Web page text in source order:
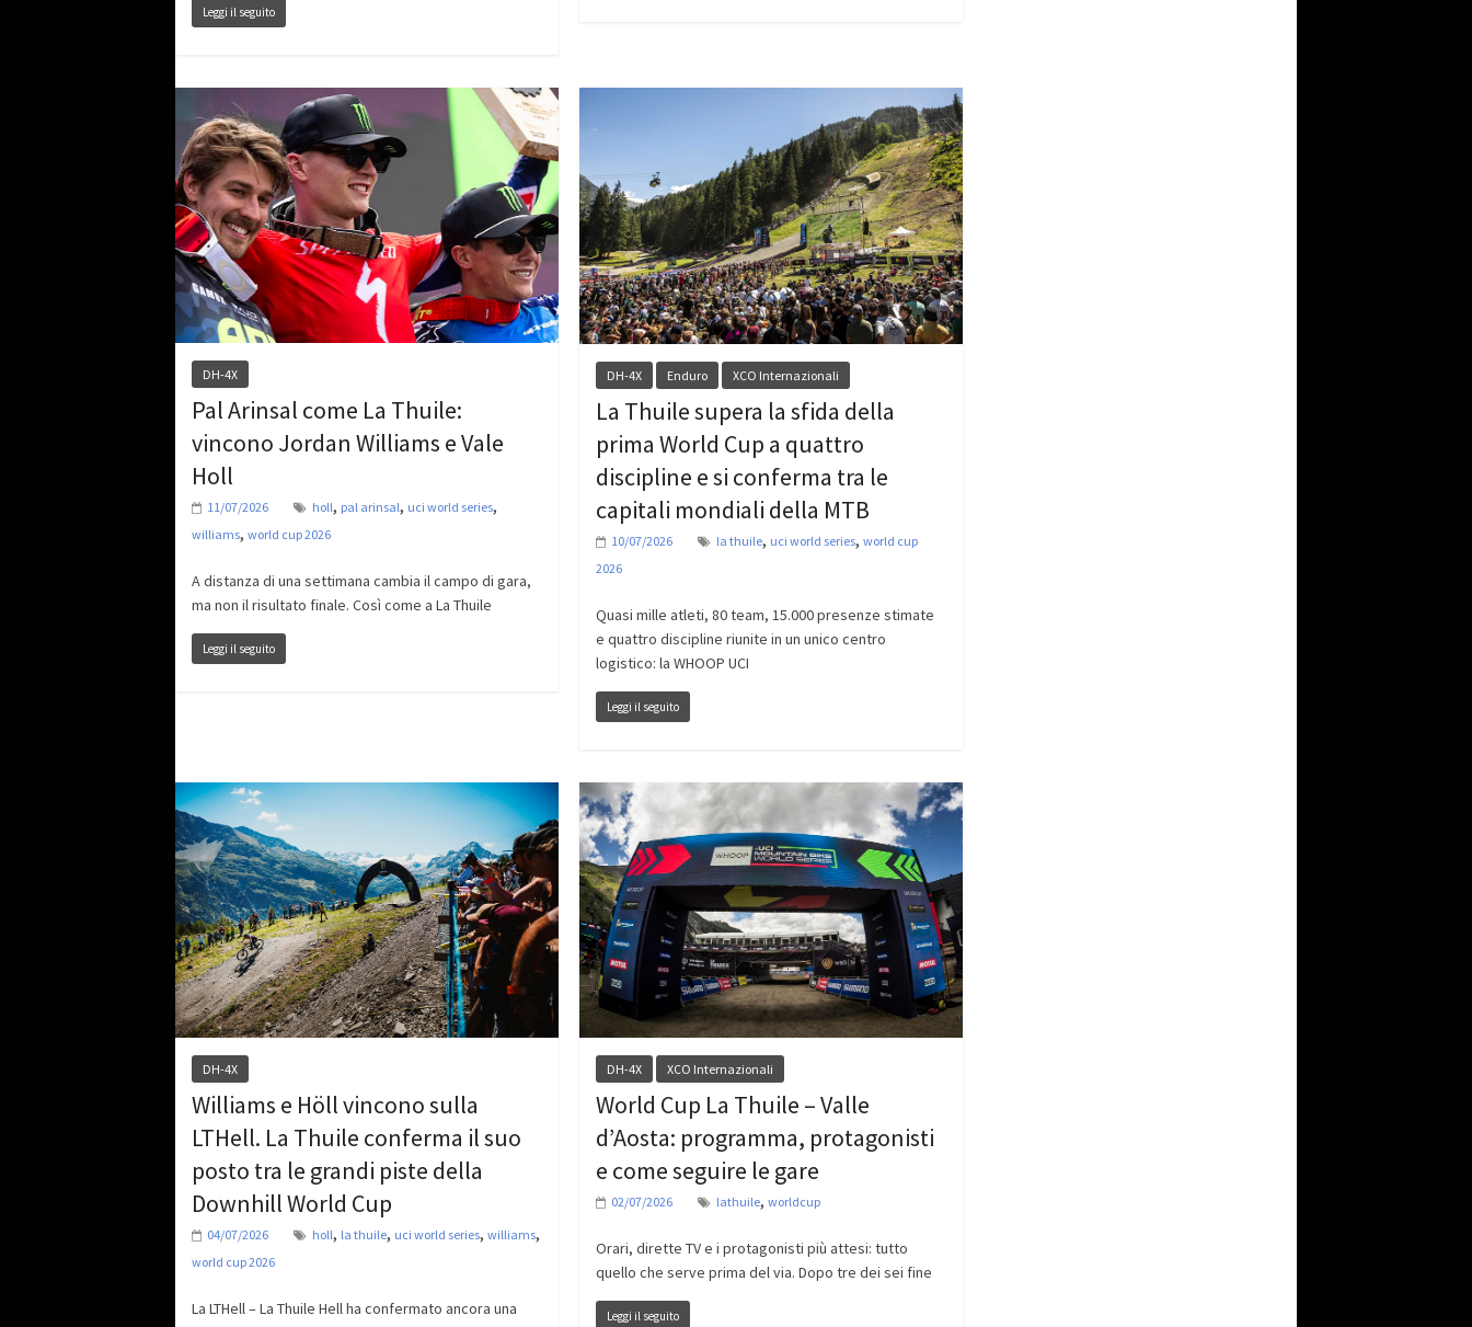
Leggi il seguito
DH-4X
Pal Arinsal come La Thuile:
vincono Jordan Williams e Vale
Holl
11/07/2026 holl, pal arinsal, uci world series,
williams, world cup 2026
A distanza di una settimana cambia il campo di gara,
ma non il risultato finale. Così come a La Thuile
Leggi il seguito
DH-4X Enduro XCO Internazionali
La Thuile supera la sfida della
prima World Cup a quattro
discipline e si conferma tra le
capitali mondiali della MTB
10/07/2026 la thuile, uci world series, world cup
2026
Quasi mille atleti, 80 team, 15.000 presenze stimate
e quattro discipline riunite in un unico centro
logistico: la WHOOP UCI
Leggi il seguito
DH-4X
Williams e Höll vincono sulla
LTHell. La Thuile conferma il suo
posto tra le grandi piste della
Downhill World Cup
04/07/2026 holl, la thuile, uci world series, williams,
world cup 2026
La LTHell – La Thuile Hell ha confermato ancora una
DH-4X XCO Internazionali
World Cup La Thuile – Valle
d’Aosta: programma, protagonisti
e come seguire le gare
02/07/2026 lathuile, worldcup
Orari, dirette TV e i protagonisti più attesi: tutto
quello che serve prima del via. Dopo tre dei sei fine
Leggi il seguito